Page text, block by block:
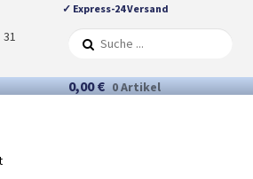
✓ Express-24 Versand
0,00 € 0 Artikel